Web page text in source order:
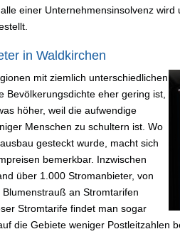
einer Unternehmensinsolvenz
in Waldkirchen
mit ziemlich unterschiedlichen
Bevölkerungsdichte eher gering ist,
höher, weil die aufwendige
Menschen zu schultern ist. Wo
gesteckt wurde, macht sich
bemerkbar. Inzwischen
über 1.000 Stromanbieter, von
an Stromtarifen
Stromtarife findet man sogar
die Gebiete weniger Postleitzahlen